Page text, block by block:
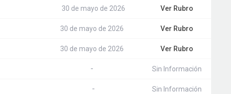
30 de mayo de 2026 Ver Rubro
30 de mayo de 2026 Ver Rubro
30 de mayo de 2026 Ver Rubro
- Sin Información
- Sin Información